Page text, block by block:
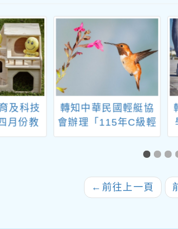
及科技
月份教
轉知中華民國輕艇協
會辦理「115年C級輕
← 前往上一頁